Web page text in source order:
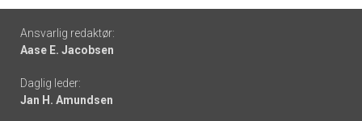
Footer
-
links
Ansvarlig redaktør:
Aase E. Jacobsen
Daglig leder:
Jan H. Amundsen